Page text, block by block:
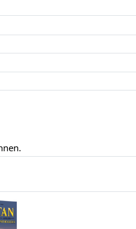
Die Ordnung erfolgt rein
Leistungen die Ordnung